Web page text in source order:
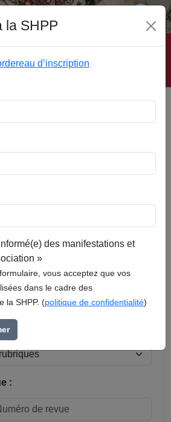
| Auteurs | Editeurs | Rubriques |
| Mots-Clefs | Contact
Réinitialiser
:
:
la SHPP
d’inscription
des manifestations et
»
vous acceptez que vos
dans le cadre des
la SHPP. (politique de confidentialité)